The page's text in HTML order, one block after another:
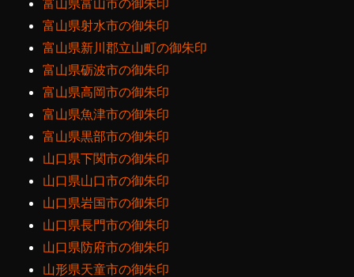
富山県富山市の御朱印
富山県射水市の御朱印
富山県新川郡立山町の御朱印
富山県砺波市の御朱印
富山県高岡市の御朱印
富山県魚津市の御朱印
富山県黒部市の御朱印
山口県下関市の御朱印
山口県山口市の御朱印
山口県岩国市の御朱印
山口県長門市の御朱印
山口県防府市の御朱印
山形県天童市の御朱印